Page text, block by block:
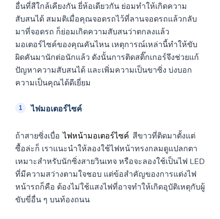
อื่นที่สีใกล้เคียงกัน ยี่ห้อเดียวกัน ย่อมทำให้เกิดความ
สับสนได้ สมมติเมื่อคุณจอดรถไว้ที่ลานจอดรถแล้วกลับ
มาที่จอดรถ ก็ย่อมเกิดความสับสนว่าตกลงแล้ว
มอเตอร์ไซค์ของคุณคันไหน เหตุการณ์เหล่านี้ทำให้ขับ
ผิดคันมานักต่อนักแล้ว ดังนั้นการติดสติ๊กเกอร์จึงช่วยแก้
ปัญหาความสับสนได้ และเพิ่มความเป็นขาซิ่ง บ่งบอก
ความเป็นคุณได้ดีเยี่ยม
ไฟมอเตอร์ไซค์
ถ้าสายซิ่งเบื่อ ไฟหน้ามอเตอร์ไซค์ สีขาวที่ติดมาตั้งแต่
ซื้อล่ะก็ เราแนะนำให้ลองใช้ไฟหน้าทรงกลมดูแปลกตา
เหมาะสำหรับนักซิ่งสายวินเทจ หรือจะลองใช้เป็นไฟ LED
ที่มีความสว่างตามใจชอบ แต่ข้อสำคัญของการแต่งไฟ
หน้ารถก็คือ ต้องไม่ใช้แสงไฟที่อาจทำให้เกิดอุบัติเหตุกับผู้
ขับขี่อื่น ๆ บนท้องถนน